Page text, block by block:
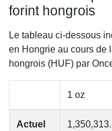
forint hongrois
Le tableau ci-dessous
en Hongrie au cours de
hongrois (HUF) par
1 oz
Actuel